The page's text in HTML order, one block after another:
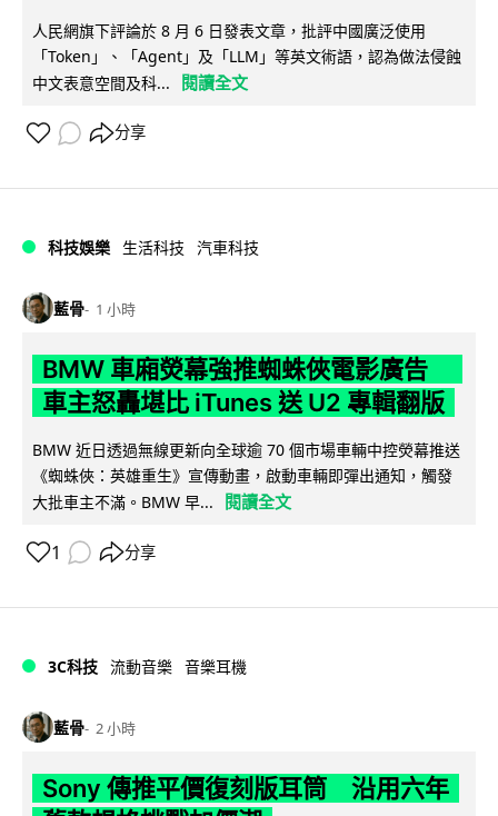
人民網旗下評論於 8 月 6 日發表文章，批評中國廣泛使用
「Token」、「Agent」及「LLM」等英文術語，認為做法侵蝕
中文表意空間及科...
閱讀全文
分享
科技娛樂 生活科技 汽車科技
藍骨 1 小時
BMW 車廂熒幕強推蜘蛛俠電影廣告
車主怒轟堪比 iTunes 送 U2 專輯翻版
BMW 近日透過無線更新向全球逾 70 個市場車輛中控熒幕推送
《蜘蛛俠：英雄重生》宣傳動畫，啟動車輛即彈出通知，觸發
大批車主不滿。BMW 早...
閱讀全文
1 分享
3C科技 流動音樂 音樂耳機
藍骨 2 小時
Sony 傳推平價復刻版耳筒 沿用六年